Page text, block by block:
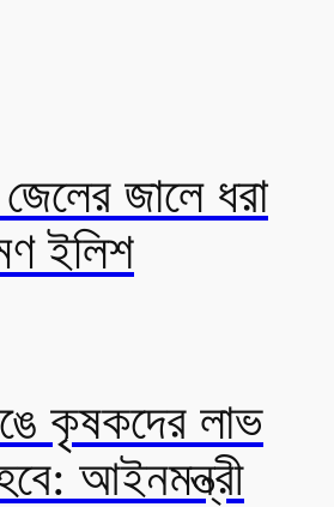
জালে ধরা
ইলিশ
কৃষকদের লাভ
আইনমন্ত্রী